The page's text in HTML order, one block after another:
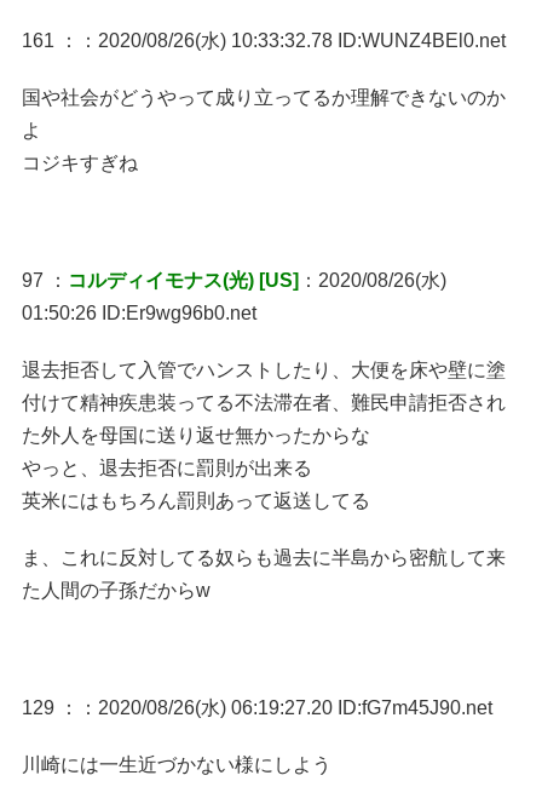
161 ： ：2020/08/26(水) 10:33:32.78 ID:WUNZ4BEl0.net
国や社会がどうやって成り立ってるか理解できないのか
よ
コジキすぎね
97 ： コルディイモナス(光) [US] ：2020/08/26(水)
01:50:26 ID:Er9wg96b0.net
退去拒否して入管でハンストしたり、大便を床や壁に塗
付けて精神疾患装ってる不法滞在者、難民申請拒否され
た外人を母国に送り返せ無かったからな
やっと、退去拒否に罰則が出来る
英米にはもちろん罰則あって返送してる
ま、これに反対してる奴らも過去に半島から密航して来
た人間の子孫だからw
129 ： ：2020/08/26(水) 06:19:27.20 ID:fG7m45J90.net
川崎には一生近づかない様にしよう